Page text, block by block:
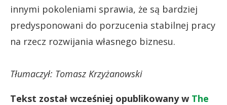
innymi pokoleniami sprawia, że są bardziej
predysponowani do porzucenia stabilnej pracy
na rzecz rozwijania własnego biznesu.
Tłumaczył: Tomasz Krzyżanowski
Tekst został wcześniej opublikowany w The